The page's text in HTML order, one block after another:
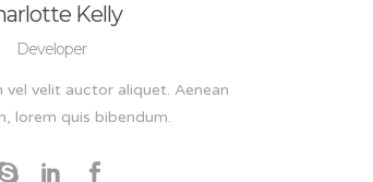
Kelly
Developer
vel velit auctor aliquet. Aenean
lorem quis bibendum.